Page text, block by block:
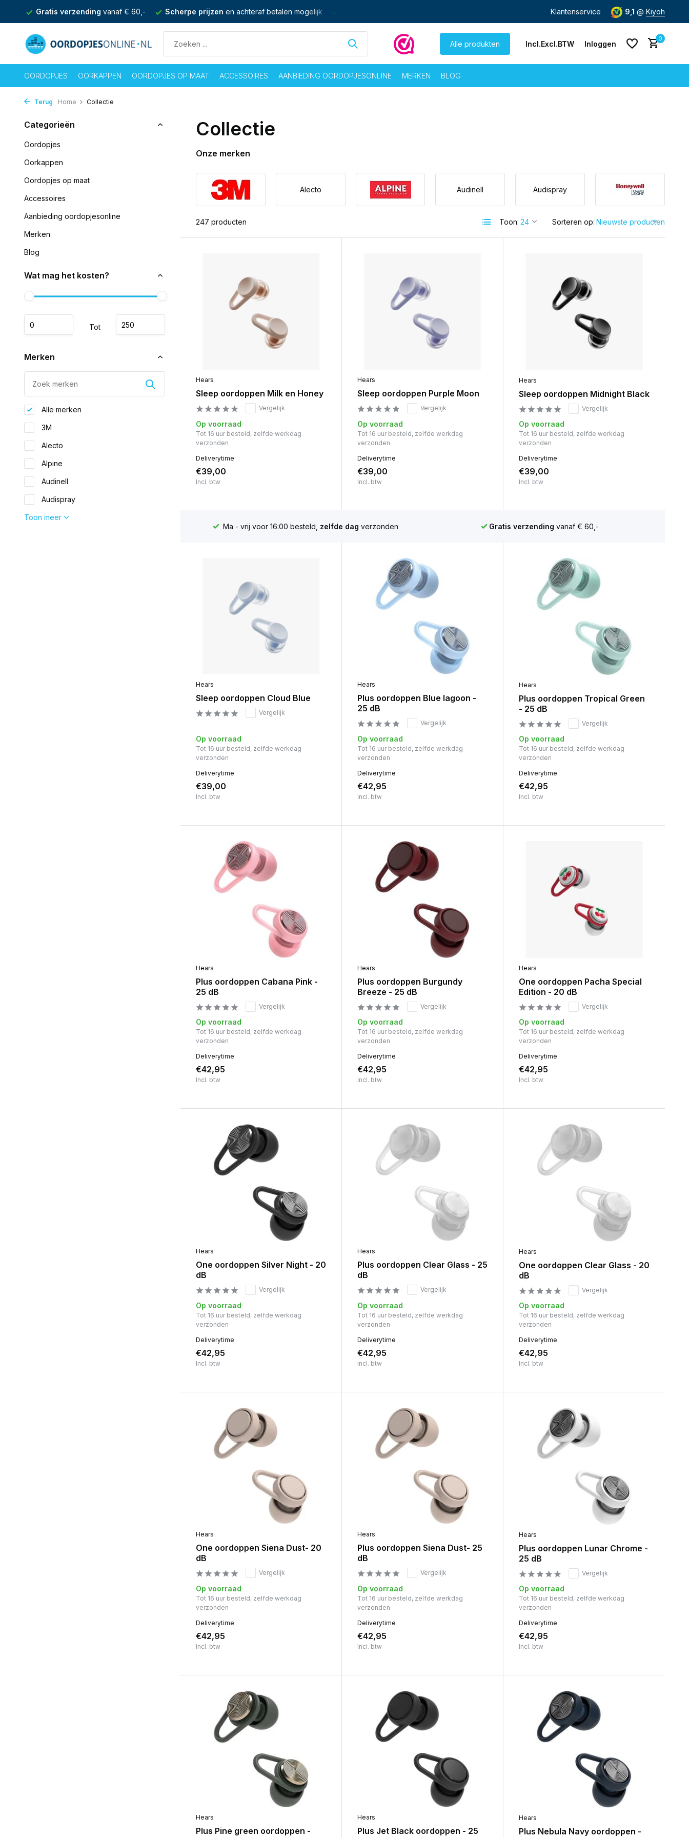
Scherpe prijzenen achteraf betalen mogelijk Ma - vrij voor 16:00 besteld,zelfde dag Klantenservice 9,1 @ Kiyoh
Alle produkten Incl.Excl.BTW Inloggen
0
OORDOPJES OORKAPPEN OORDOPJES OP MAAT ACCESSOIRES AANBIEDING OORDOPJESONLINE MERKEN BLOG
Terug Home Collectie
Categorieën
Oordopjes
Oorkappen
Oordopjes op maat
Accessoires
Aanbieding oordopjesonline
Merken
Blog
Wat mag het kosten?
Tot
Merken
Alle merken
3M
Alecto
Alpine
Audinell
Audispray
Toon meer
Collectie
Onze merken
Alecto Audinell Audispray
247 producten Toon: Sorteren op:
Hears
Sleep oordoppen Milk en Honey
Vergelijk
Op voorraad
Tot 16 uur besteld, zelfde werkdag
verzonden
Deliverytime
€39,00
Incl. btw
Hears
Sleep oordoppen Purple Moon
Vergelijk
Op voorraad
Tot 16 uur besteld, zelfde werkdag
verzonden
Deliverytime
€39,00
Incl. btw
Hears
Sleep oordoppen Midnight Black
Vergelijk
Op voorraad
Tot 16 uur besteld, zelfde werkdag
verzonden
Deliverytime
€39,00
Incl. btw
Ma - vrij voor 16:00 besteld, zelfde dag verzonden Gratis verzending vanaf € 60,-
Hears
Sleep oordoppen Cloud Blue
Vergelijk
Op voorraad
Tot 16 uur besteld, zelfde werkdag
verzonden
Deliverytime
€39,00
Incl. btw
Hears
Plus oordoppen Blue lagoon -
25 dB
Vergelijk
Op voorraad
Tot 16 uur besteld, zelfde werkdag
verzonden
Deliverytime
€42,95
Incl. btw
Hears
Plus oordoppen Tropical Green
- 25 dB
Vergelijk
Op voorraad
Tot 16 uur besteld, zelfde werkdag
verzonden
Deliverytime
€42,95
Incl. btw
Hears
Plus oordoppen Cabana Pink -
25 dB
Vergelijk
Op voorraad
Tot 16 uur besteld, zelfde werkdag
verzonden
Deliverytime
€42,95
Incl. btw
Hears
Plus oordoppen Burgundy
Breeze - 25 dB
Vergelijk
Op voorraad
Tot 16 uur besteld, zelfde werkdag
verzonden
Deliverytime
€42,95
Incl. btw
Hears
One oordoppen Pacha Special
Edition - 20 dB
Vergelijk
Op voorraad
Tot 16 uur besteld, zelfde werkdag
verzonden
Deliverytime
€42,95
Incl. btw
Hears
One oordoppen Silver Night - 20
dB
Vergelijk
Op voorraad
Tot 16 uur besteld, zelfde werkdag
verzonden
Deliverytime
€42,95
Incl. btw
Hears
Plus oordoppen Clear Glass - 25
dB
Vergelijk
Op voorraad
Tot 16 uur besteld, zelfde werkdag
verzonden
Deliverytime
€42,95
Incl. btw
Hears
One oordoppen Clear Glass - 20
dB
Vergelijk
Op voorraad
Tot 16 uur besteld, zelfde werkdag
verzonden
Deliverytime
€42,95
Incl. btw
Hears
One oordoppen Siena Dust- 20
dB
Vergelijk
Op voorraad
Tot 16 uur besteld, zelfde werkdag
verzonden
Deliverytime
€42,95
Incl. btw
Hears
Plus oordoppen Siena Dust- 25
dB
Vergelijk
Op voorraad
Tot 16 uur besteld, zelfde werkdag
verzonden
Deliverytime
€42,95
Incl. btw
Hears
Plus oordoppen Lunar Chrome -
25 dB
Vergelijk
Op voorraad
Tot 16 uur besteld, zelfde werkdag
verzonden
Deliverytime
€42,95
Incl. btw
Hears
Plus Pine green oordoppen -
Hears
Plus Jet Black oordoppen - 25
Hears
Plus Nebula Navy oordoppen -